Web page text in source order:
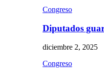
Congreso
Diputados
diciembre 2, 2025
Congreso